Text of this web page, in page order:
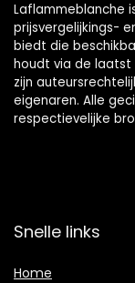
Laflammeblanche
prijsvergelijkings-
biedt die
houdt via de
zijn
eigenaren. Alle
respectievelijke
Snelle links
Home